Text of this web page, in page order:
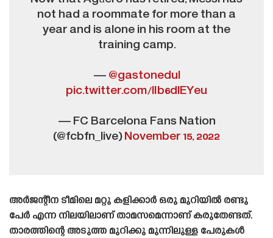
not had a roommate for more than a
year and is alone in his room at the
training camp.
— @gastonedul
pic.twitter.com/lIb6dlEYeu
— FC Barcelona Fans Nation
(@fcbfn_live)November 15, 2022
അർജന്റീന ടീമിലെ മറ്റു കളിക്കാർ ഒരു മുറിയിൽ രണ്ടു
പേർ എന്ന നിലയിലാണ് താമസമെന്നാണ് കരുതേണ്ടത്.
താരത്തിന്റെ അടുത്ത മുറിക്കു മുന്നിലുള്ള പേരുകൾ